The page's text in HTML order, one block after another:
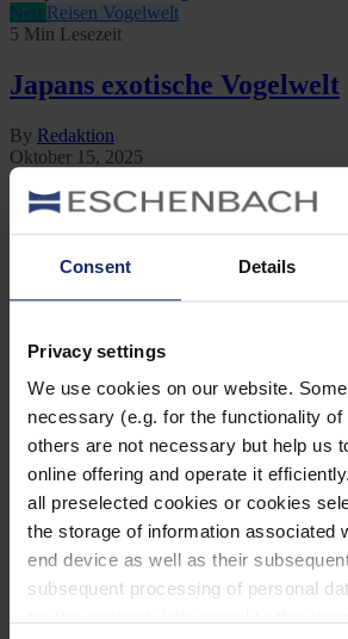
Consent Details
Privacy settings
We use cookies on our website.
necessary (e.g. for the functionality
others are not necessary but help us
online offering and operate it
all preselected cookies or cookies
the storage of information associated
end device as well as their
subsequent processing of personal
Reisen Vogelwelt
5 Min Lesezeit
Japans exotische Vogelwelt
By Redaktion
Oktober 15, 2025
Jetzt lesen
Kategorien
Ausrüstung
Naturwelt
Reisen
Tier des Monats
Vogel der Woche
Vogel des Jahres
Vogelwelt
Neueste Beiträge
Können Vögel träumen?
Wer schon einmal einen schlafenden Hund
oder einen Vogel mit geschlossenen Augen
vielleicht gefragt: Träumen Tiere eigentlich?